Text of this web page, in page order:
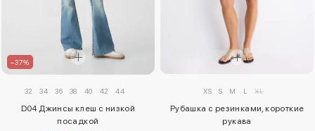
–37%
32 34 36 38 40 42 44
D04 Джинсы клеш с низкой
посадкой
XS S M L XL
Рубашка с резинками, короткие
рукава